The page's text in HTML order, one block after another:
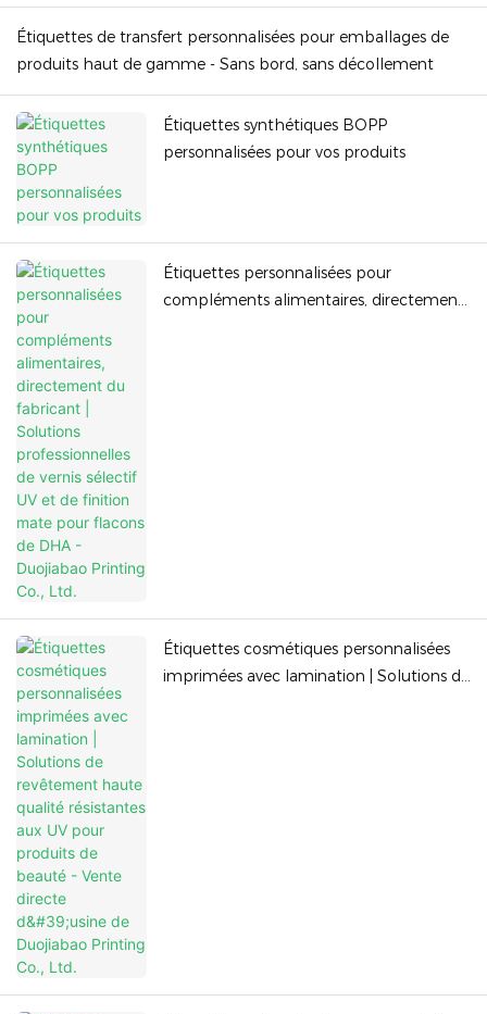
Étiquettes de transfert personnalisées pour emballages de
produits haut de gamme - Sans bord, sans décollement
Étiquettes synthétiques BOPP
personnalisées pour vos produits
Étiquettes personnalisées pour
compléments alimentaires, directement
Étiquettes cosmétiques personnalisées
imprimées avec lamination | Solutions de